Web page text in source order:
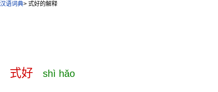
汉语词典> 式好的解释
式好 shì hǎo